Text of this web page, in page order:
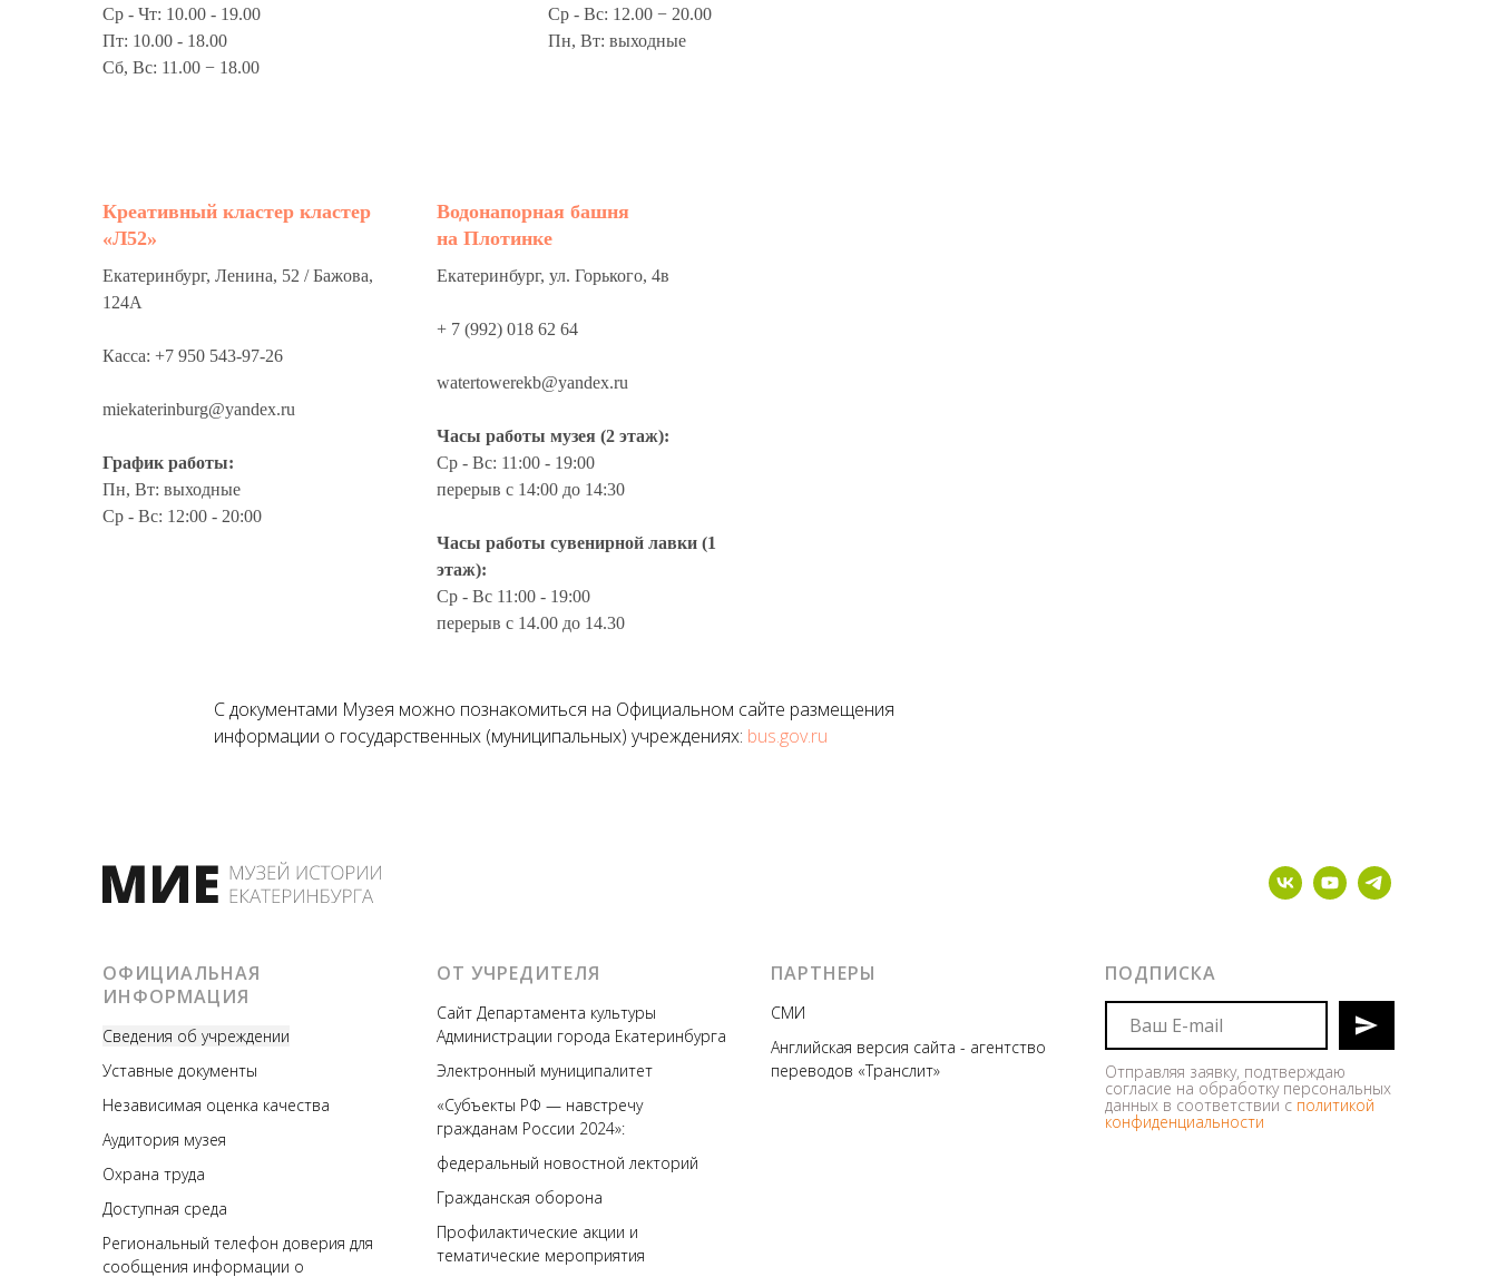
Ср - Чт: 10.00 - 19.00
Пт: 10.00 - 18.00
Сб, Вс: 11.00 − 18.00
Ср - Вс: 12.00 − 20.00
Пн, Вт: выходные
Креативный кластер кластер
«Л52»
Екатеринбург, Ленина, 52 / Бажова,
124А
Касса: +7 950 543-97-26
miekaterinburg@yandex.ru
График работы:
Пн, Вт: выходные
Ср - Вс: 12:00 - 20:00
Водонапорная башня
на Плотинке
Екатеринбург, ул. Горького, 4в
+ 7 (992) 018 62 64
watertowerekb@yandex.ru
Часы работы музея (2 этаж):
Ср - Вс: 11:00 - 19:00
перерыв с 14:00 до 14:30
Часы работы сувенирной лавки (1
этаж):
Ср - Вс 11:00 - 19:00
перерыв с 14.00 до 14.30
С документами Музея можно познакомиться на Официальном сайте размещения
информации о государственных (муниципальных) учреждениях: bus.gov.ru
ОФИЦИАЛЬНАЯ
ИНФОРМАЦИЯ
Сведения об учреждении
Уставные документы
Независимая оценка качества
Аудитория музея
Охрана труда
Доступная среда
Региональный телефон доверия для
сообщения информации о
ОТ УЧРЕДИТЕЛЯ
Сайт Департамента культуры
Администрации города Екатеринбурга
Электронный муниципалитет
«Субъекты РФ — навстречу
гражданам России 2024»:
федеральный новостной лекторий
Гражданская оборона
Профилактические акции и
тематические мероприятия
ПАРТНЕРЫ
СМИ
Английская версия сайта - агентство
переводов «Транслит»
ПОДПИСКА
Отправляя заявку, подтверждаю
согласие на обработку персональных
данных в соответствии с политикой
конфиденциальности